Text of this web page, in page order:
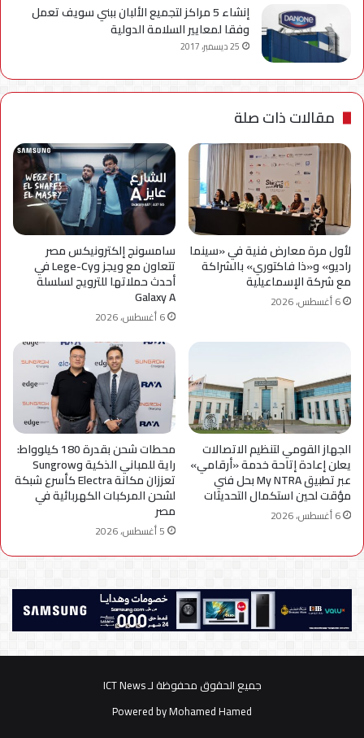
إنشاء 5 مراكز لتجميع الألبان ببني سويف تعمل
وفقا لمعايير السلامة الدولية
25 ديسمبر، 2017
مقالات ذات صلة
لأول مرة معارض فنية في «سينما
راديو» و«ذا فاكتوري» بالشراكة
مع شركة الإسماعيلية
6 أغسطس، 2026
سامسونج إلكترونيكس مصر
تتعاون مع ويجز وLege-Cy في
أحدث حملاتها للترويج لسلسلة
Galaxy A
6 أغسطس، 2026
الجهاز القومي لتنظيم الاتصالات
يعلن إعادة إتاحة خدمة «أرقامي»
عبر تطبيق My NTRA بحل فني
مؤقت لحين استكمال التحديثات
6 أغسطس، 2026
محطات شحن بقدرة 180 كيلوواط:
راية للمباني الذكية وSungrow
تعززان مكانة Electra كأسرع شبكة
لشحن المركبات الكهربائية في
مصر
5 أغسطس، 2026
جميع الحقوق محفوظة لـ ICT News
Powered byMohamed Hamed